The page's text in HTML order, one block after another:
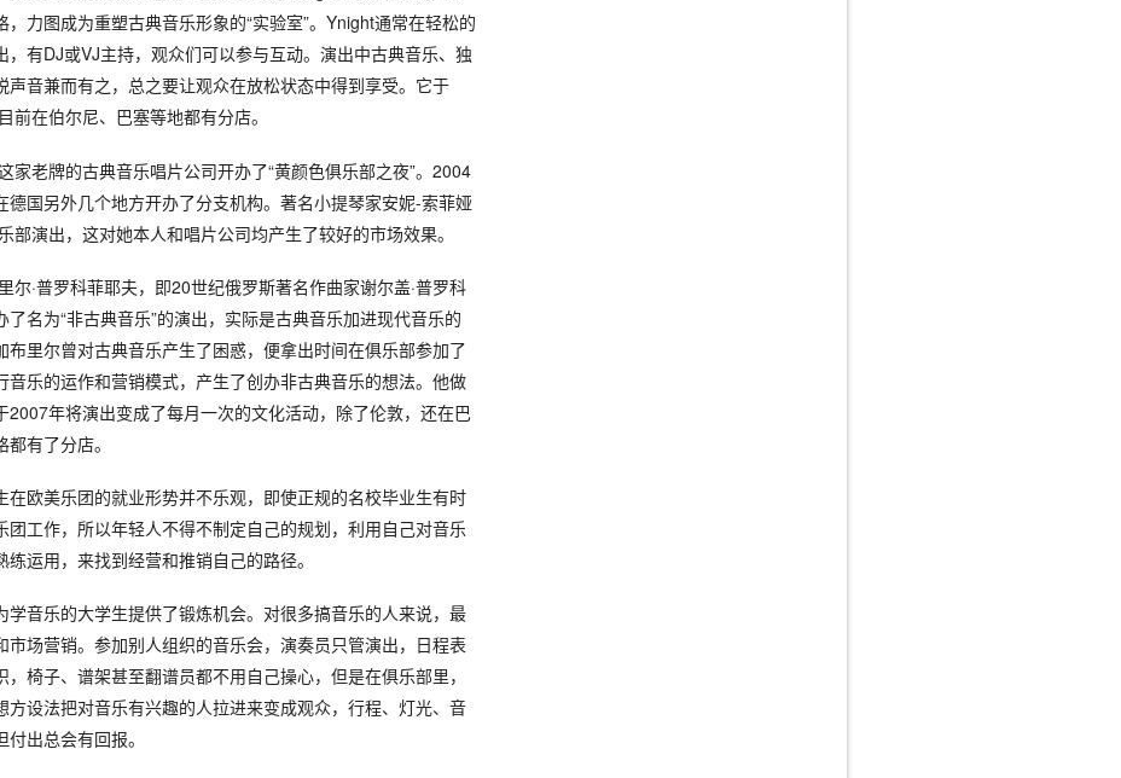
力图成为重塑古典音乐形象的“实验室”。Ynight通常在轻松的
，有DJ或VJ主持，观众们可以参与互动。演出中古典音乐、独
声音兼而有之，总之要让观众在放松状态中得到享受。它于
前在伯尔尼、巴塞等地都有分店。
家老牌的古典音乐唱片公司开办了“黄颜色俱乐部之夜”。2004
德国另外几个地方开办了分支机构。著名小提琴家安妮-索菲娅
部演出，这对她本人和唱片公司均产生了较好的市场效果。
尔·普罗科菲耶夫，即20世纪俄罗斯著名作曲家谢尔盖·普罗科
名为“非古典音乐”的演出，实际是古典音乐加进现代音乐的
布里尔曾对古典音乐产生了困惑，便拿出时间在俱乐部参加了
音乐的运作和营销模式，产生了创办非古典音乐的想法。他做
2007年将演出变成了每月一次的文化活动，除了伦敦，还在巴
有了分店。
在欧美乐团的就业形势并不乐观，即使正规的名校毕业生有时
团工作，所以年轻人不得不制定自己的规划，利用自己对音乐
运用，来找到经营和推销自己的路径。
学音乐的大学生提供了锻炼机会。对很多搞音乐的人来说，最
市场营销。参加别人组织的音乐会，演奏员只管演出，日程表
椅子、谱架甚至翻谱员都不用自己操心，但是在俱乐部里，
方设法把对音乐有兴趣的人拉进来变成观众，行程、灯光、音
出总会有回报。